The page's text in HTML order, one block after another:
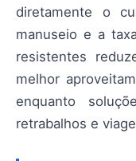
diretamente o
manuseio e a
resistentes
melhor
enquanto
retrabalhos e